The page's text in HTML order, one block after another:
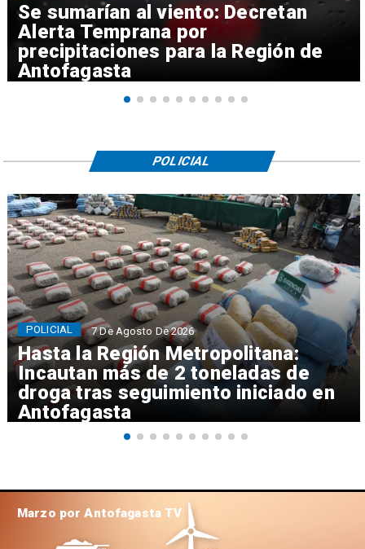
Se sumarían al viento: Decretan
Alerta Temprana por
precipitaciones para la Región de
Antofagasta
Hasta la Región Metropolitana:
Incautan más de 2 toneladas de
droga tras seguimiento iniciado en
Antofagasta
POLICIAL 7 De Agosto De 2026
POLICIAL
Marzo por Antofagasta TV